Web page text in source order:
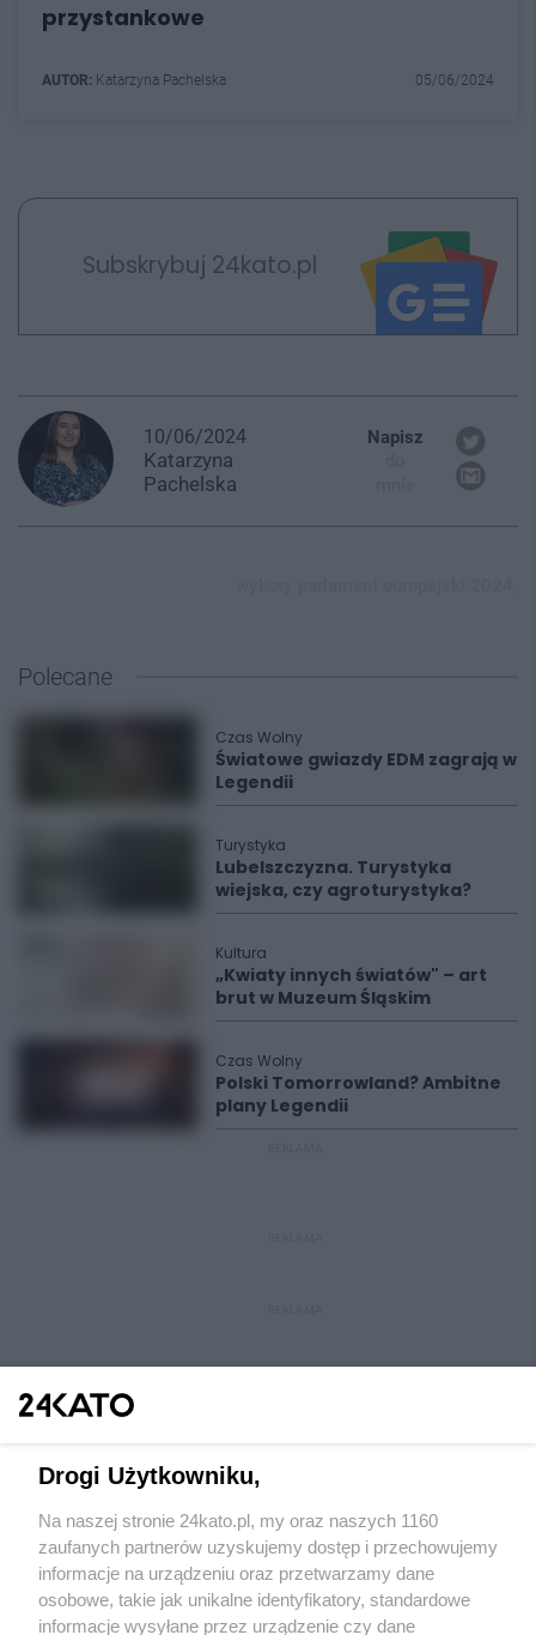
przystankowe
AUTOR: Katarzyna Pachelska 05/06/2024
Subskrybuj 24kato.pl
10/06/2024
Katarzyna
Pachelska
Napisz
Polecane
Czas Wolny
Światowe gwiazdy EDM zagrają w
Legendii
Turystyka
Lubelszczyzna. Turystyka
wiejska, czy agroturystyka?
Kultura
„Kwiaty innych światów" – art
brut w Muzeum Śląskim
Czas Wolny
Polski Tomorrowland? Ambitne
plany Legendii
Wydawca mediów lokalnych
Drogi Użytkowniku,
Na naszej stronie 24kato.pl, my oraz naszych 1160
zaufanych partnerów uzyskujemy dostęp i przechowujemy
informacje na urządzeniu oraz przetwarzamy dane
osobowe, takie jak unikalne identyfikatory, standardowe
informacje wysyłane przez urządzenie czy dane